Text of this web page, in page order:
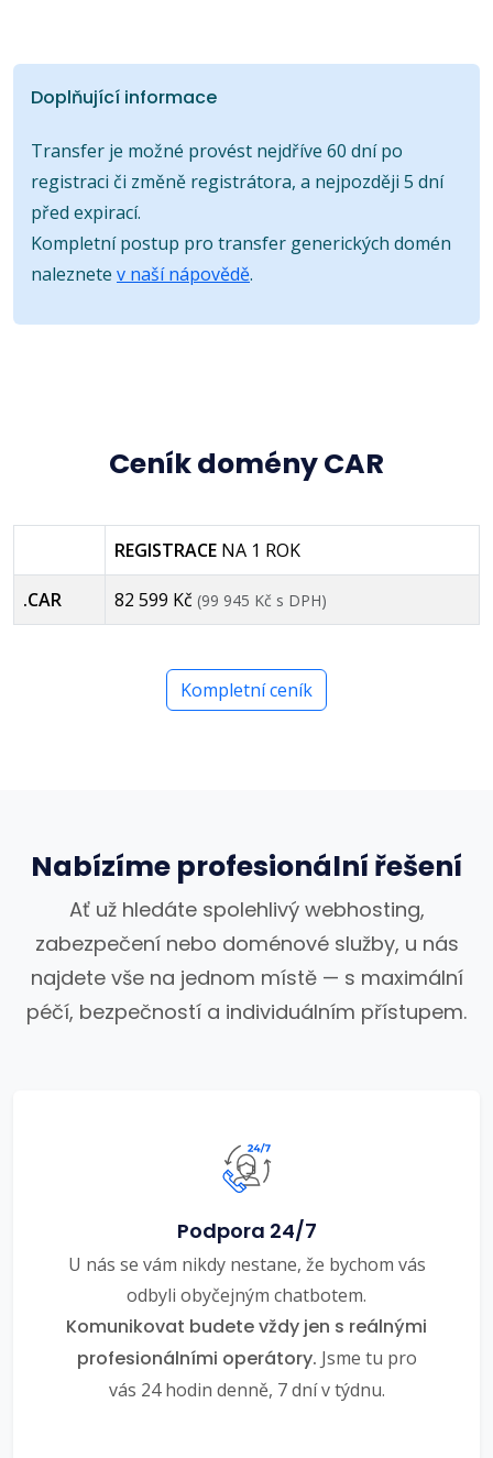
Doplňující informace
Transfer je možné provést nejdříve 60 dní po
registraci či změně registrátora, a nejpozději 5 dní
před expirací.
Kompletní postup pro transfer generických domén
naleznete v naší nápovědě.
Ceník domény CAR
REGISTRACE NA 1 ROK
.CAR 82 599 Kč (99 945 Kč s DPH)
Kompletní ceník
Nabízíme profesionální řešení
Ať už hledáte spolehlivý webhosting,
zabezpečení nebo doménové služby, u nás
najdete vše na jednom místě — s maximální
péčí, bezpečností a individuálním přístupem.
Podpora 24/7
U nás se vám nikdy nestane, že bychom vás
odbyli obyčejným chatbotem.
Komunikovat budete vždy jen s reálnými
profesionálními operátory. Jsme tu pro
vás 24 hodin denně, 7 dní v týdnu.